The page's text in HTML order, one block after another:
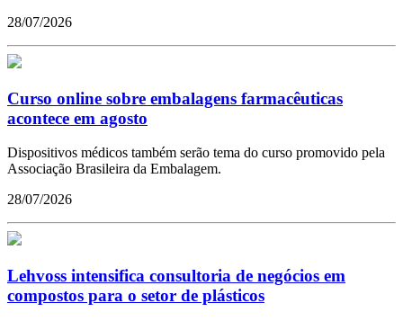
28/07/2026
Curso online sobre embalagens farmacêuticas
acontece em agosto
Dispositivos médicos também serão tema do curso promovido pela
Associação Brasileira da Embalagem.
28/07/2026
Lehvoss intensifica consultoria de negócios em
compostos para o setor de plásticos